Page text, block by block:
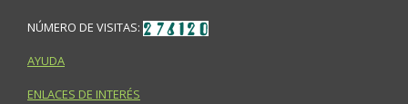
NÚMERO DE VISITAS:
AYUDA
ENLACES DE INTERÉS